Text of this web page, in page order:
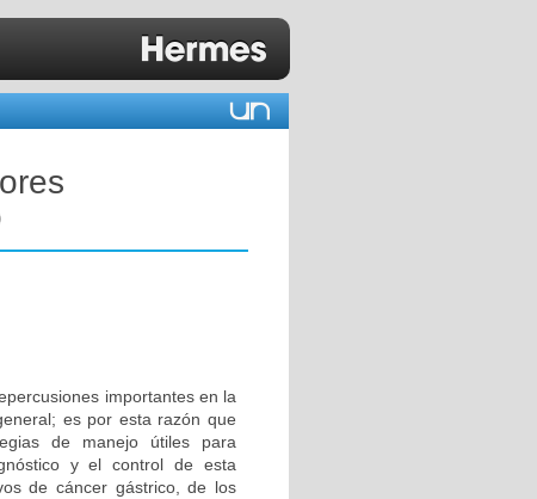
importantes en la
es por esta razón que
de manejo útiles para
y el control de esta
de cáncer gástrico, de los